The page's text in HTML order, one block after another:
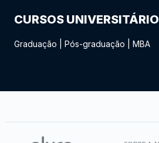
CURSOS
Graduação Pós-graduação MBA